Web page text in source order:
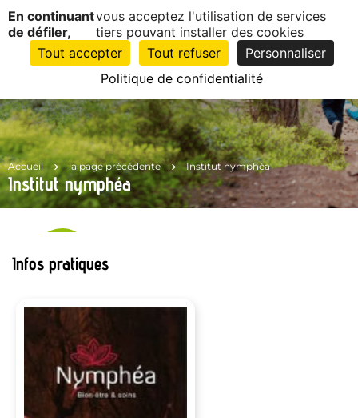
Accueil la page précédente Institut nymphéa
Institut nymphéa
1EN
CLIC
Infos pratiques
Panneau de gestion des cookies
En continuant
de défiler,
vous acceptez l'utilisation de services
tiers pouvant installer des cookies
Tout accepter
Tout refuser
Personnaliser
Politique de confidentialité